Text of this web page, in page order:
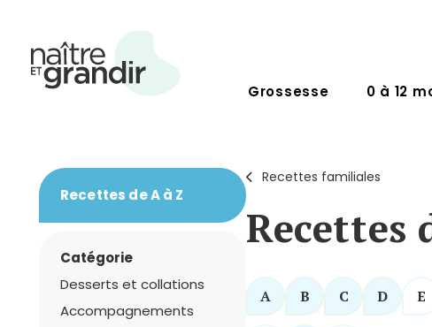
Grossesse 0 à 12
Recettes familiales
Recettes
A B C D E
Recettes de A à Z
Catégorie
Desserts et collations
Accompagnements